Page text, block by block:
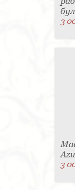
3
3